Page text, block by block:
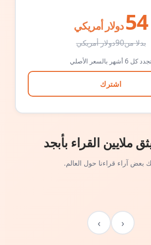
54 دولار أمريكي
بدلا من90دولار أمريكي
كل 6 أشهر بالسعر الأصلي
اشترك
ملايين القراء بأبجد
بعض آراء قراءنا حول العالم.
‹
›